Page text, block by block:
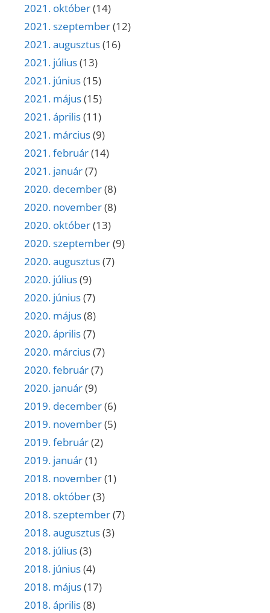
2021. október(14)
2021. szeptember(12)
2021. augusztus(16)
2021. július(13)
2021. június(15)
2021. május(15)
2021. április(11)
2021. március(9)
2021. február(14)
2021. január(7)
2020. december(8)
2020. november(8)
2020. október(13)
2020. szeptember(9)
2020. augusztus(7)
2020. július(9)
2020. június(7)
2020. május(8)
2020. április(7)
2020. március(7)
2020. február(7)
2020. január(9)
2019. december(6)
2019. november(5)
2019. február(2)
2019. január(1)
2018. november(1)
2018. október(3)
2018. szeptember(7)
2018. augusztus(3)
2018. július(3)
2018. június(4)
2018. május(17)
2018. április(8)